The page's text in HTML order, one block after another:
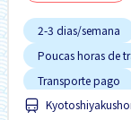
2-3 dias/semana
Poucas horas de
Transporte pago